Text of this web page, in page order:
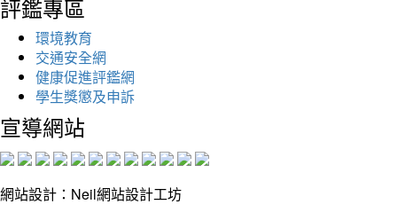
評鑑專區
環境教育
交通安全網
健康促進評鑑網
學生獎懲及申訴
宣導網站
網站設計：Neil網站設計工坊